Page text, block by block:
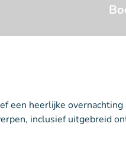
een heerlijke
inclusief uitgebreid